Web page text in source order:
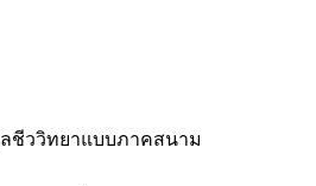
ชีววิทยาแบบภาคสนาม